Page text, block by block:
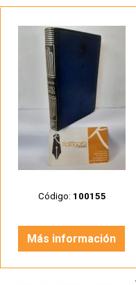
Código: 100155
Más información